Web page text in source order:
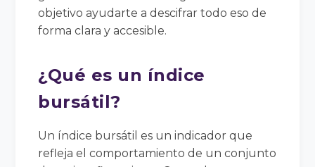
objetivo ayudarte a descifrar todo eso de
forma clara y accesible.
¿Qué es un índice
bursátil?
Un índice bursátil es un indicador que
refleja el comportamiento de un conjunto